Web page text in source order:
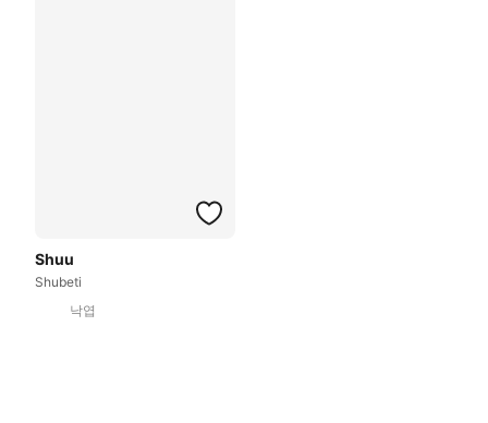
Shuu
Shubeti
낙엽